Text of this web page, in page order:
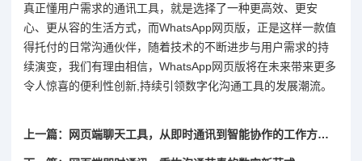
真正懂用户需求的通讯工具，就是选择了一种更高效、更安
心、更从容的生活方式，而WhatsApp网页版，正是这样一款值
得托付的日常沟通伙伴，随着技术的不断进步与用户需求的持
续演变，我们有理由相信，WhatsApp网页版将在未来带来更多
令人惊喜的便利性创新,持续引领数字化沟通工具的发展潮流。
上一篇：网页端聊天工具，从即时通讯到智能协作的工作方式革新